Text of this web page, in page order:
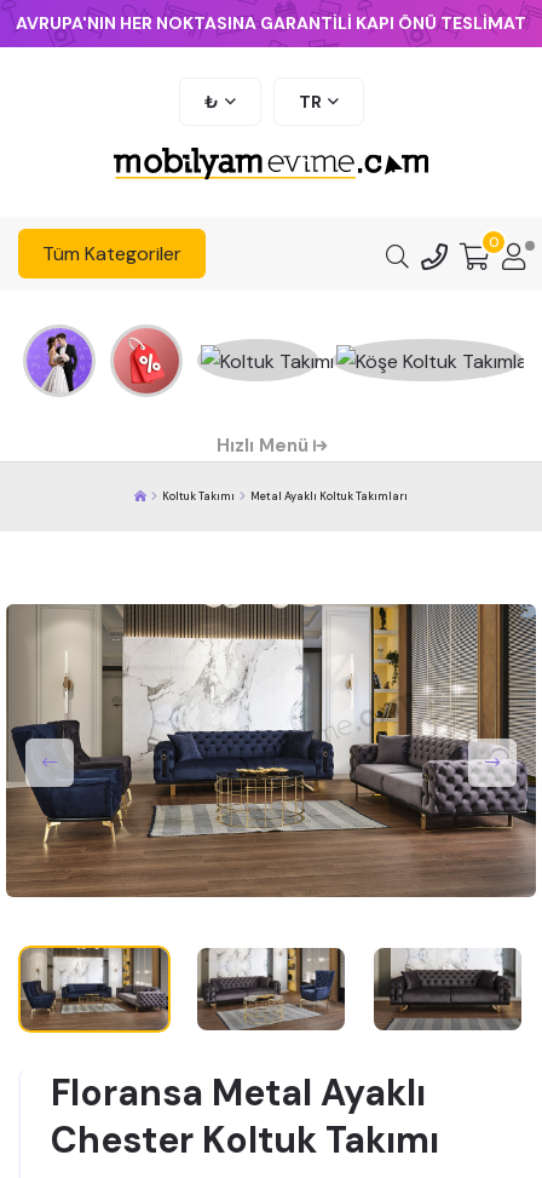
AVRUPA'NIN HER NOKTASINA GARANTİLİ KAPI ÖNÜ TESLİMAT
₺ TR
Tüm Kategoriler 0
Hızlı Menü
Koltuk Takımı Metal Ayaklı Koltuk Takımları
Floransa Metal Ayaklı
Chester Koltuk Takımı